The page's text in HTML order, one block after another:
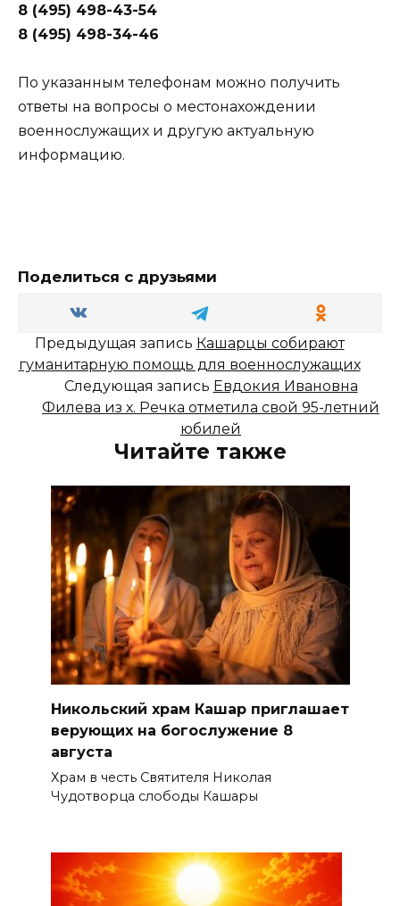
8 (495) 498-43-54
8 (495) 498-34-46
По указанным телефонам можно получить
ответы на вопросы о местонахождении
военнослужащих и другую актуальную
информацию.
Поделиться с друзьями
Предыдущая запись Кашарцы собирают
гуманитарную помощь для военнослужащих
Следующая запись Евдокия Ивановна
Филева из х. Речка отметила свой 95-летний
юбилей
Читайте также
Никольский храм Кашар приглашает
верующих на богослужение 8
августа
Храм в честь Святителя Николая
Чудотворца слободы Кашары